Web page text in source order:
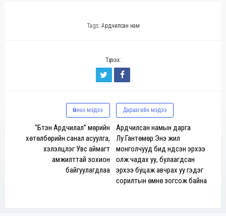
Tags: Ардчилсан нам
Түгээх:
Өмнөх мэдээ
"Бүтэн Ардчилал” мөрийн
хөтөлбөрийн санал асуулга,
хэлэлцүүлэг Увс аймагт
амжилттай зохион
байгуулагдлаа
Дараагийн мэдээ
Ардчилсан намын дарга
Лу.Гантөмөр:Энэ жил
монголчууд бид үндсэн эрхээ
олж чадах уу, булаагдсан
эрхээ буцаж авчрах уу гэдэг
сорилтын өмнө зогсож байна